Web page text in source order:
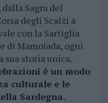
dalla Sagra del
degli Scalzi a
con la Sartiglia
di Mamoiada, ogni
sua storia unica.
è un modo
culturale e le
Sardegna.